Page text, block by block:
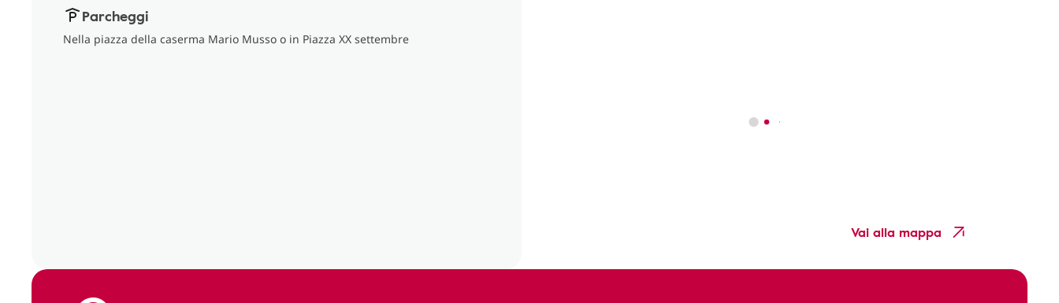
Parcheggi
Nella piazza della caserma Mario Musso o in Piazza XX settembre
Vai alla mappa